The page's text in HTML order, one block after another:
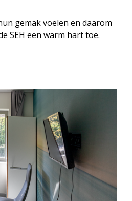
gemak voelen en daarom
SEH een warm hart toe.